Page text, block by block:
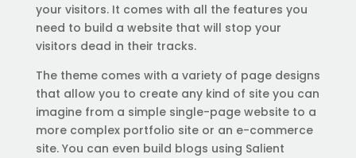
your visitors. It comes with all the features you
need to build a website that will stop your
visitors dead in their tracks.
The theme comes with a variety of page designs
that allow you to create any kind of site you can
imagine from a simple single-page website to a
more complex portfolio site or an e-commerce
site. You can even build blogs using Salient